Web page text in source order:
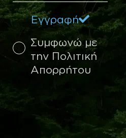
Συμφωνώ με
την Πολιτική
Απορρήτου
Eγγραφή